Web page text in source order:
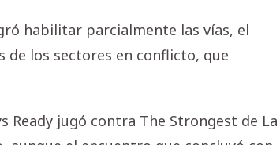
habilitar parcialmente las vías, el
los sectores en conflicto, que
Ready jugó contra The Strongest de La